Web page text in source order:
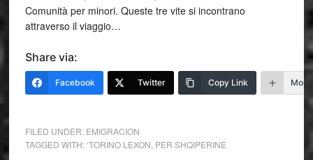
Comunità per minori. Queste tre vite si incontrano
attraverso il viaggio…
Share via:
Facebook Twitter Copy Link More
FILED UNDER: EMIGRACION
TAGGED WITH:‘TORINO LEXON PER SHQIPERINE